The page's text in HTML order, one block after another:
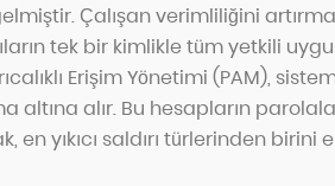
Çalışan verimliliğini
tek bir kimlikle tüm yetkili
Erişim Yönetimi (PAM),
alır. Bu hesapların
en yıkıcı saldırı türlerinden birini